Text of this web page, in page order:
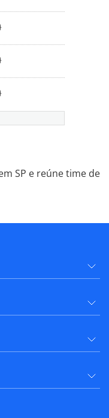
SP e reúne time de